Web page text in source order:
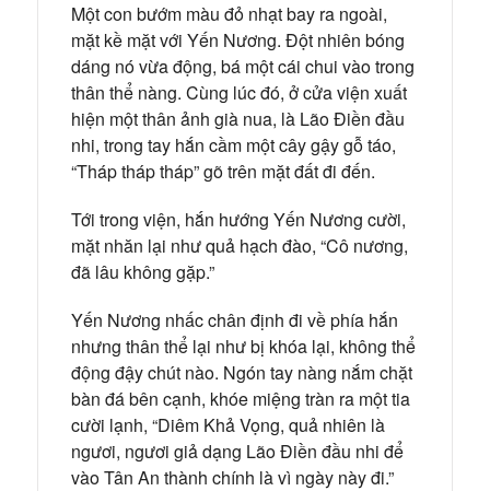
Một con bướm màu đỏ nhạt bay ra ngoài,
mặt kề mặt với Yến Nương. Đột nhiên bóng
dáng nó vừa động, bá một cái chui vào trong
thân thể nàng. Cùng lúc đó, ở cửa viện xuất
hiện một thân ảnh già nua, là Lão Điền đầu
nhi, trong tay hắn cầm một cây gậy gỗ táo,
“Tháp tháp tháp” gõ trên mặt đất đi đến.
Tới trong viện, hắn hướng Yến Nương cười,
mặt nhăn lại như quả hạch đào, “Cô nương,
đã lâu không gặp.”
Yến Nương nhấc chân định đi về phía hắn
nhưng thân thể lại như bị khóa lại, không thể
động đậy chút nào. Ngón tay nàng nắm chặt
bàn đá bên cạnh, khóe miệng tràn ra một tia
cười lạnh, “Diêm Khả Vọng, quả nhiên là
ngươi, ngươi giả dạng Lão Điền đầu nhi để
vào Tân An thành chính là vì ngày này đi.”